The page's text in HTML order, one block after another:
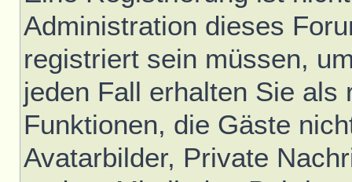
Administration dieses
registriert sein müssen,
jeden Fall erhalten Sie
Funktionen, die Gäste
Avatarbilder, Private